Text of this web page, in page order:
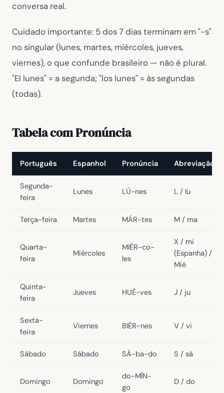
conversa real.
Cuidado importante: 5 dos 7 dias terminam em "-s"
no singular (lunes, martes, miércoles, jueves,
viernes), o que confunde brasileiro — não é plural.
"El lunes" = a segunda; "los lunes" = às segundas
(todas).
Tabela com Pronúncia
Português Espanhol Pronúncia Abreviação
Segunda-
feira
Lunes LÚ-nes L / lu
Terça-feira Martes MÁR-tes M / ma
Quarta-
feira
Miércoles
MIÉR-co-
les
X / mi
(Espanha) /
Mié
Quinta-
feira
Jueves HUÉ-ves J / ju
Sexta-
feira
Viernes BIÉR-nes V / vi
Sábado Sábado SÁ-ba-do S / sá
Domingo Domingo
do-MÍN-
go
D / do